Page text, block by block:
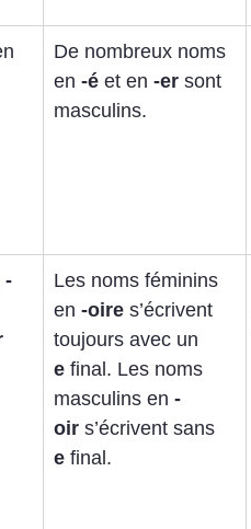
De nombreux noms
en -é et en -er sont
masculins.
-
Les noms féminins
en -oire s’écrivent
toujours avec un
e final. Les noms
masculins en -
oir s’écrivent sans
e final.